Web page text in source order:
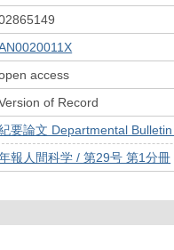
access
of Record
要論文 Departmental
報人間科学 / 第29号 第1分冊